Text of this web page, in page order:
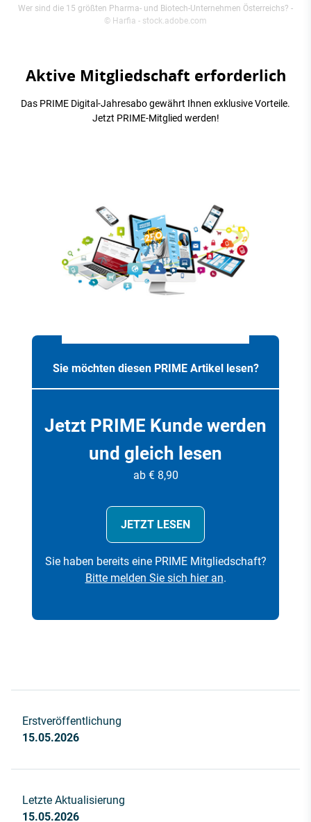
Wer sind die 15 größten Pharma- und Biotech-Unternehmen Österreichs? -
© Harfia - stock.adobe.com
Aktive Mitgliedschaft erforderlich
Das PRIME Digital-Jahresabo gewährt Ihnen exklusive Vorteile.
Jetzt PRIME-Mitglied werden!
Sie möchten diesen PRIME Artikel lesen?
Jetzt PRIME Kunde werden
und gleich lesen
ab € 8,90
JETZT LESEN
Sie haben bereits eine PRIME Mitgliedschaft?
Bitte melden Sie sich hier an.
Erstveröffentlichung
15.05.2026
Letzte Aktualisierung
15.05.2026